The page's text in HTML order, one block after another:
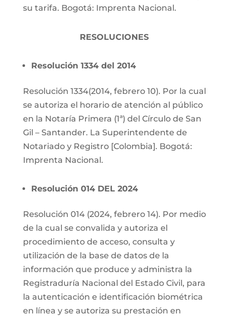
su tarifa. Bogotá: Imprenta Nacional.
RESOLUCIONES
Resolución 1334 del 2014
Resolución 1334(2014, febrero 10). Por la cual
se autoriza el horario de atención al público
en la Notaría Primera (1ª) del Círculo de San
Gil – Santander. La Superintendente de
Notariado y Registro [Colombia]. Bogotá:
Imprenta Nacional.
Resolución 014 DEL 2024
Resolución 014 (2024, febrero 14). Por medio
de la cual se convalida y autoriza el
procedimiento de acceso, consulta y
utilización de la base de datos de la
información que produce y administra la
Registraduría Nacional del Estado Civil, para
la autenticación e identificación biométrica
en línea y se autoriza su prestación en